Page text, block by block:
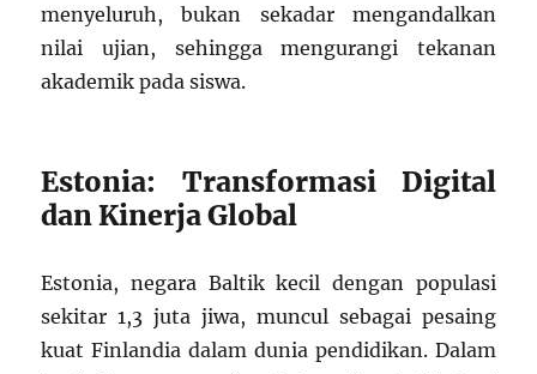
menyeluruh, bukan sekadar mengandalkan
nilai ujian, sehingga mengurangi tekanan
akademik pada siswa.
Estonia: Transformasi Digital
dan Kinerja Global
Estonia, negara Baltik kecil dengan populasi
sekitar 1,3 juta jiwa, muncul sebagai pesaing
kuat Finlandia dalam dunia pendidikan. Dalam